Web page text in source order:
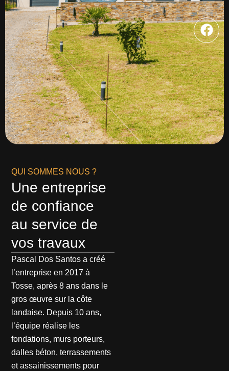
F
a
c
e
b
o
o
k
QUI SOMMES NOUS ?
Une entreprise
de confiance
au service de
vos travaux
Pascal Dos Santos a créé
l’entreprise en 2017 à
Tosse, après 8 ans dans le
gros œuvre sur la côte
landaise. Depuis 10 ans,
l’équipe réalise les
fondations, murs porteurs,
dalles béton, terrassements
et assainissements pour